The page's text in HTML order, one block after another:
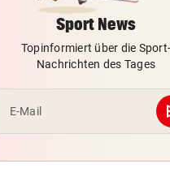
Sport News
Topinformiert über die Sport-
Nachrichten des Tages
E-Mail